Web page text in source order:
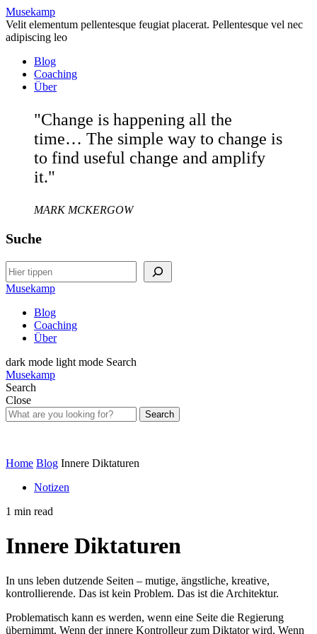
Musekamp
Velit elementum pellentesque feugiat placerat. Pellentesque vel nec
adipiscing leo
Blog
Coaching
Über
"Change is happening all the
time… The simple way to change is
to find useful change and amplify
it."
MARK MCKERGOW
Suche
Search
Musekamp
Blog
Coaching
Über
dark mode light mode Search
Musekamp
Search
Close
Search
Home Blog Innere Diktaturen
Notizen
1 min read
Innere Diktaturen
In uns leben dutzende Seiten – mutige, ängstliche, kreative,
kontrollierende. Das ist kein Problem. Das ist die Architektur.
Problematisch kann es werden, wenn eine Seite die Regierung
übernimmt. Wenn der innere Kontrolleur zum Diktator wird. Wenn